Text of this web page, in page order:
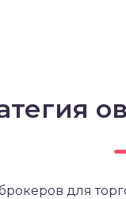
для